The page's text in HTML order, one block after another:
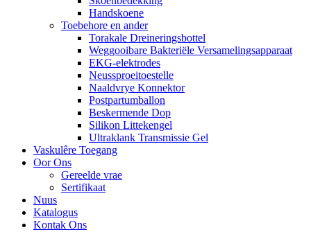
Handskoene
Toebehore en ander
Torakale Dreineringsbottel
Weggooibare Bakteriële Versamelingsapparaat
EKG-elektrodes
Neussproeitoestelle
Naaldvrye Konnektor
Postpartumballon
Beskermende Dop
Silikon Littekengel
Ultraklank Transmissie Gel
Vaskulêre Toegang
Oor Ons
Gereelde vrae
Sertifikaat
Nuus
Katalogus
Kontak Ons